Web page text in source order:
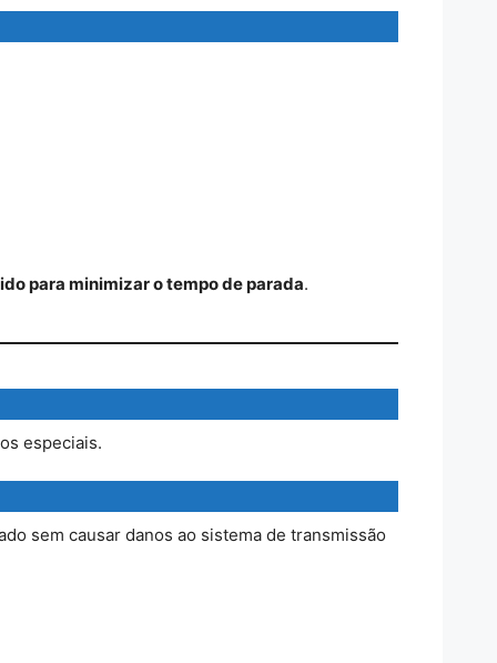
para minimizar o tempo de parada.
especiais.
sem causar danos ao sistema de transmissão